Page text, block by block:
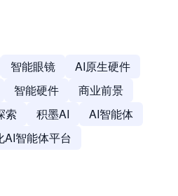
智能眼镜
AI原生硬件
智能硬件
商业前景
索 积墨AI
AI智能体
AI智能体平台